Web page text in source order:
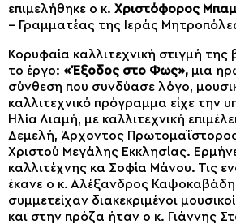
επιμελήθηκε ο κ. Χριστόφορος
– Γραμματέας της Ιεράς
Κορυφαία καλλιτεχνική στιγμή
το έργο: «Έξοδος στο Φως», μια
σύνθεση που συνδύασε λόγο,
καλλιτεχνικό πρόγραμμα είχε την
Ηλία Λιαμή, με καλλιτεχνική
Δεμελή, Άρχοντος
Χριστού Μεγάλης Εκκλησίας.
καλλιτέχνης κα Σοφία Μάνου. Τις
έκανε ο κ. Αλέξανδρος
συμμετείχαν διακεκριμένοι
και στην πρόζα ήταν ο κ. Γιάννης